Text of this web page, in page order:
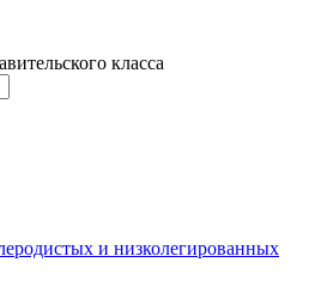
класса
и низколегированных